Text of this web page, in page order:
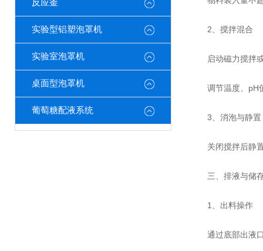
反应釜
实验型铝塑泡罩机
实验室泡罩机
桌面型泡罩机
葡萄糖配液系统
‌2、搅拌混合‌
启动磁力搅拌或
调节温度、pH值
‌3、消泡与静置‌
关闭搅拌后静置
三、排液与储
‌1、出料操作‌
通过底部出液口